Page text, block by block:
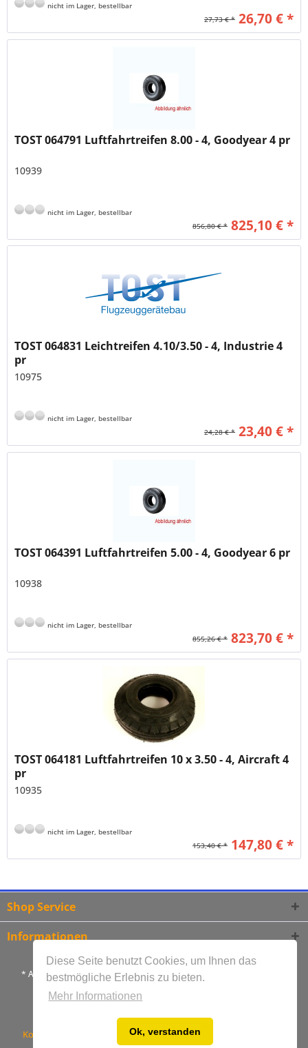
Diese Seite benutzt Cookies, um Ihnen das
bestmögliche Erlebnis zu bieten.
Mehr Informationen
Ok, verstanden
nicht im Lager, bestellbar
27,73 € * 26,70 € *
TOST 064791 Luftfahrtreifen 8.00 - 4, Goodyear 4 pr
10939
nicht im Lager, bestellbar
856,80 € * 825,10 € *
TOST 064831 Leichtreifen 4.10/3.50 - 4, Industrie 4
pr
10975
nicht im Lager, bestellbar
24,28 € * 23,40 € *
TOST 064391 Luftfahrtreifen 5.00 - 4, Goodyear 6 pr
10938
nicht im Lager, bestellbar
855,26 € * 823,70 € *
TOST 064181 Luftfahrtreifen 10 x 3.50 - 4, Aircraft 4
pr
10935
nicht im Lager, bestellbar
153,40 € * 147,80 € *
Shop Service
Informationen
* Alle Preise inkl. gesetzl. Mehrwertsteuer und zzgl.
** Lieferzeiten gelten ausschließlich für Versand innerhalb
Kontakt Versandkosten